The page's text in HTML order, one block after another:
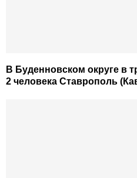
В Буденновском округе в
2 человека Ставрополь